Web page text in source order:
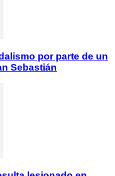
por parte de un
Sebastián